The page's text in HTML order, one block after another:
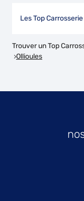
Les Top
Trouver un Top
Ollioules